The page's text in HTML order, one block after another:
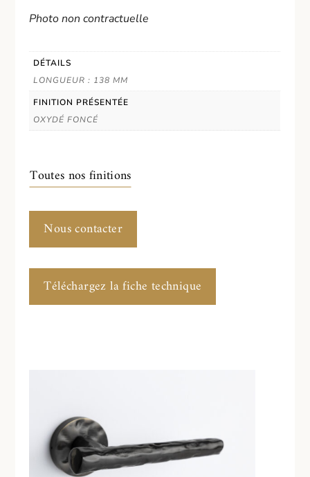
Photo non contractuelle
DÉTAILS
LONGUEUR : 138 MM
FINITION PRÉSENTÉE
OXYDÉ FONCÉ
Toutes nos finitions
Nous contacter
Téléchargez la fiche technique